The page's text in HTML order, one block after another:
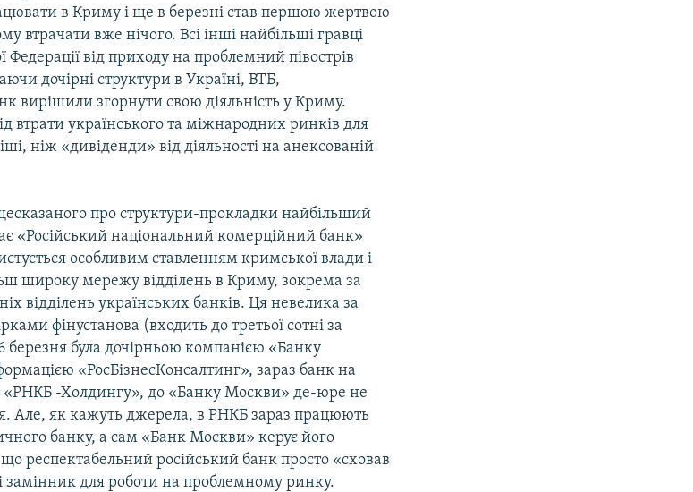
в Криму і ще в березні став першою жертвою
втрачати вже нічого. Всі інші найбільші гравці
Федерації від приходу на проблемний півострів
дочірні структури в Україні, ВТБ,
вирішили згорнути свою діяльність у Криму.
втрати українського та міжнародних ринків для
ніж «дивіденди» від діяльності на анексованій
про структури-прокладки найбільший
«Російський національний комерційний банк»
особливим ставленням кримської влади і
широку мережу відділень в Криму, зокрема за
відділень українських банків. Ця невелика за
фінустанова (входить до третьої сотні за
березня була дочірньою компанією «Банку
«РосБізнесКонсалтинг», зараз банк на
«РНКБ -Холдингу», до «Банку Москви» де-юре не
Але, як кажуть джерела, в РНКБ зараз працюють
банку, а сам «Банк Москви» керує його
респектабельний російський банк просто «сховав
замінник для роботи на проблемному ринку.